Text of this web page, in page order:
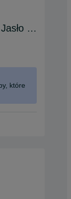
Skup Sprzedaż Madej SC Jasło Czackiego
które